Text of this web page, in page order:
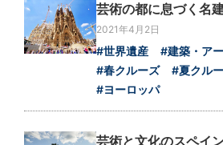
芸術の都に息づく名
2021年4月2日
#世界遺産
#建築・ア
#春クルーズ
#夏クル
#ヨーロッパ
芸術と文化のスペイ